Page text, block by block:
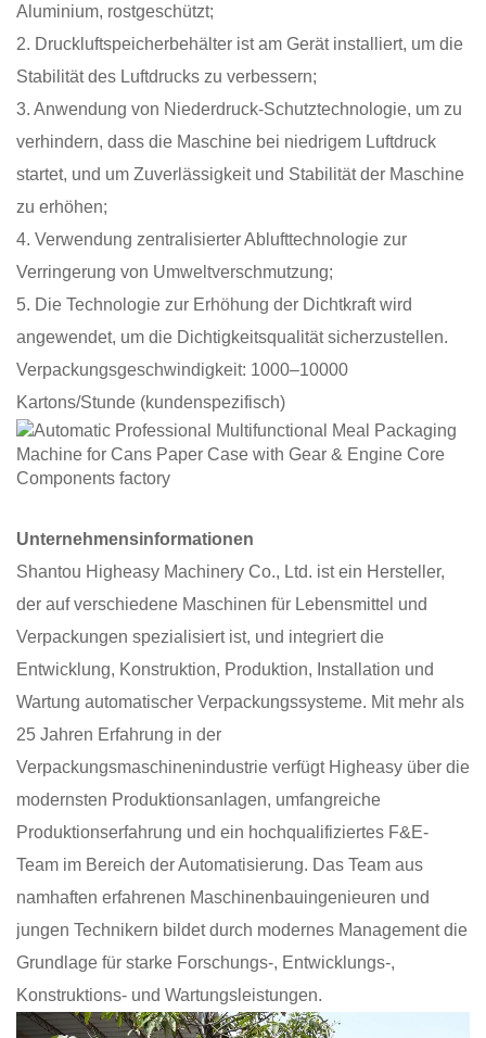
Aluminium, rostgeschützt;
2. Druckluftspeicherbehälter ist am Gerät installiert, um die
Stabilität des Luftdrucks zu verbessern;
3. Anwendung von Niederdruck-Schutztechnologie, um zu
verhindern, dass die Maschine bei niedrigem Luftdruck
startet, und um Zuverlässigkeit und Stabilität der Maschine
zu erhöhen;
4. Verwendung zentralisierter Ablufttechnologie zur
Verringerung von Umweltverschmutzung;
5. Die Technologie zur Erhöhung der Dichtkraft wird
angewendet, um die Dichtigkeitsqualität sicherzustellen.
Verpackungsgeschwindigkeit: 1000–10000
Kartons/Stunde (kundenspezifisch)
Unternehmensinformationen
Shantou Higheasy Machinery Co., Ltd. ist ein Hersteller,
der auf verschiedene Maschinen für Lebensmittel und
Verpackungen spezialisiert ist, und integriert die
Entwicklung, Konstruktion, Produktion, Installation und
Wartung automatischer Verpackungssysteme. Mit mehr als
25 Jahren Erfahrung in der
Verpackungsmaschinenindustrie verfügt Higheasy über die
modernsten Produktionsanlagen, umfangreiche
Produktionserfahrung und ein hochqualifiziertes F&E-
Team im Bereich der Automatisierung. Das Team aus
namhaften erfahrenen Maschinenbauingenieuren und
jungen Technikern bildet durch modernes Management die
Grundlage für starke Forschungs-, Entwicklungs-,
Konstruktions- und Wartungsleistungen.